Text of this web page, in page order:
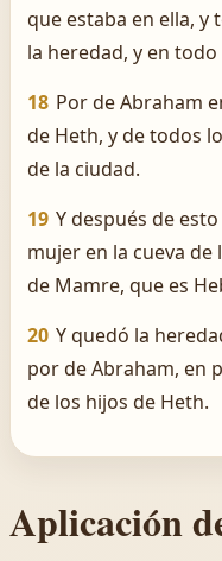
que estaba en ella, y
la heredad, y en
18 Por de Abraham
de Heth, y de todos
de la ciudad.
19 Y después de
mujer en la cueva
de Mamre, que es
20 Y quedó la
por de Abraham, en
de los hijos de Heth.
Aplicación